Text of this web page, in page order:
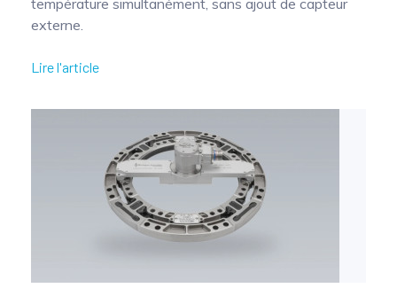
température simultanément, sans ajout de capteur
externe.
Lire l'article